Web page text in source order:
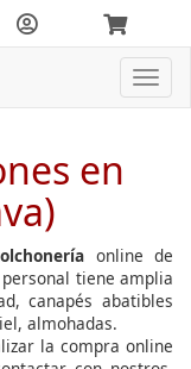
en
online de
tiene amplia
canapés abatibles
almohadas.
la compra online